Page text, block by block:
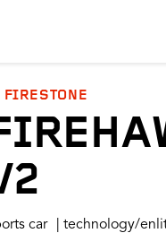
FIRESTONE
car | technology/